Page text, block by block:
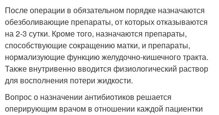
После операции в обязательном порядке назначаются
обезболивающие препараты, от которых отказываются
на 2-3 сутки. Кроме того, назначаются препараты,
способствующие сокращению матки, и препараты,
нормализующие функцию желудочно-кишечного тракта.
Также внутривенно вводится физиологический раствор
для восполнения потери жидкости.
Вопрос о назначении антибиотиков решается
оперирующим врачом в отношении каждой пациентки